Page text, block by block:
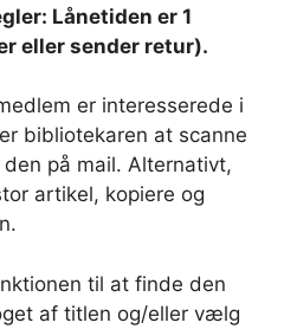
Lånetiden er 1
eller sender retur).
er interesserede i
bibliotekaren at scanne
på mail. Alternativt,
artikel, kopiere og
til at finde den
af titlen og/eller vælg